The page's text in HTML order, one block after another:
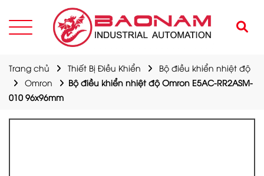
Trang chủ Thiết Bị Điều Khiển
Bộ điều khiển nhiệt độ
Omron
Bộ điều khiển nhiệt độ Omron E5AC-RR2ASM-
010 96x96mm